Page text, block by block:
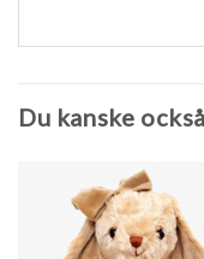
Du kanske